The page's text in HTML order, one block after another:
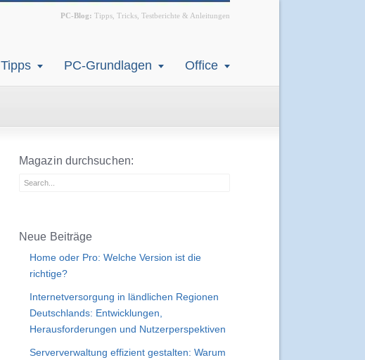
PC-Blog: Tipps, Tricks, Testberichte & Anleitungen
Tipps PC-Grundlagen Office
Magazin durchsuchen:
Neue Beiträge
Home oder Pro: Welche Version ist die
richtige?
Internetversorgung in ländlichen Regionen
Deutschlands: Entwicklungen,
Herausforderungen und Nutzerperspektiven
Serververwaltung effizient gestalten: Warum